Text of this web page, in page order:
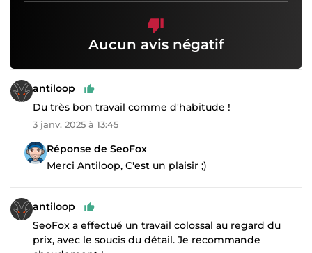
Aucun avis négatif
antiloop
Du très bon travail comme d'habitude !
3 janv. 2025 à 13:45
Réponse de SeoFox
Merci Antiloop, C'est un plaisir ;)
antiloop
SeoFox a effectué un travail colossal au regard du
prix, avec le soucis du détail. Je recommande